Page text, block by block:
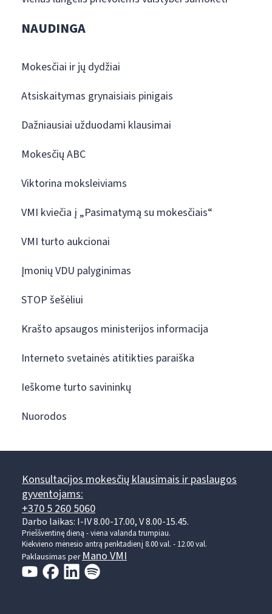
NAUDINGA
Mokesčiai ir jų dydžiai
Atsiskaitymas grynaisiais pinigais
Dažniausiai užduodami klausimai
Mokesčių ABC
Viktorina moksleiviams
VMI kviečia į „Pasimatymą su mokesčiais“
VMI turto aukcionai
Įmonių VDU palyginimas
STOP šešėliui
Krašto apsaugos ministerijos informacija
Interneto svetainės atitikties paraiška
Ieškome turto savininkų
Nuorodos
Konsultacijos mokesčių klausimais ir paslaugos
gyventojams:
+370 5 260 5060
Darbo laikas: I-IV 8.00-17.00, V 8.00-15.45.
Prieššventinę dieną - viena valanda trumpiau.
Kiekvieno mėnesio antrą penktadienį 8.00 val. - 12.00 val.
Paklausimas per Mano VMI